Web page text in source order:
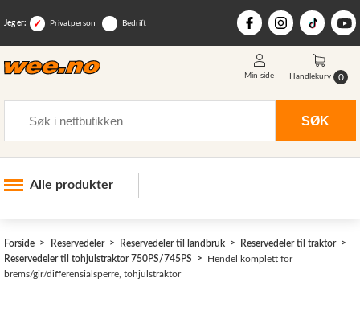
Jeg er: Privatperson Bedrift
SØK
Min side Handlekurv 0
Alle produkter
Skogsutstyr
Forside Reservedeler Reservedeler til landbruk
Reservedeler til traktor
Reservedeler til tohjulstraktor 750PS/745PS
Hendel komplett for
brems/gir/differensialsperre, tohjulstraktor